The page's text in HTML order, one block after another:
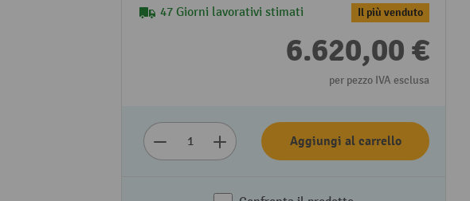
47 Giorni lavorativi stimati Il più venduto
6.620,00 €
per pezzo IVA esclusa
Aggiungi al carrello